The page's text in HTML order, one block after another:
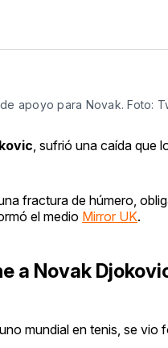
apoyo para Novak. Foto:
, sufrió una caída que
fractura de húmero,
el medio Mirror UK.
a Novak
mundial en tenis, se